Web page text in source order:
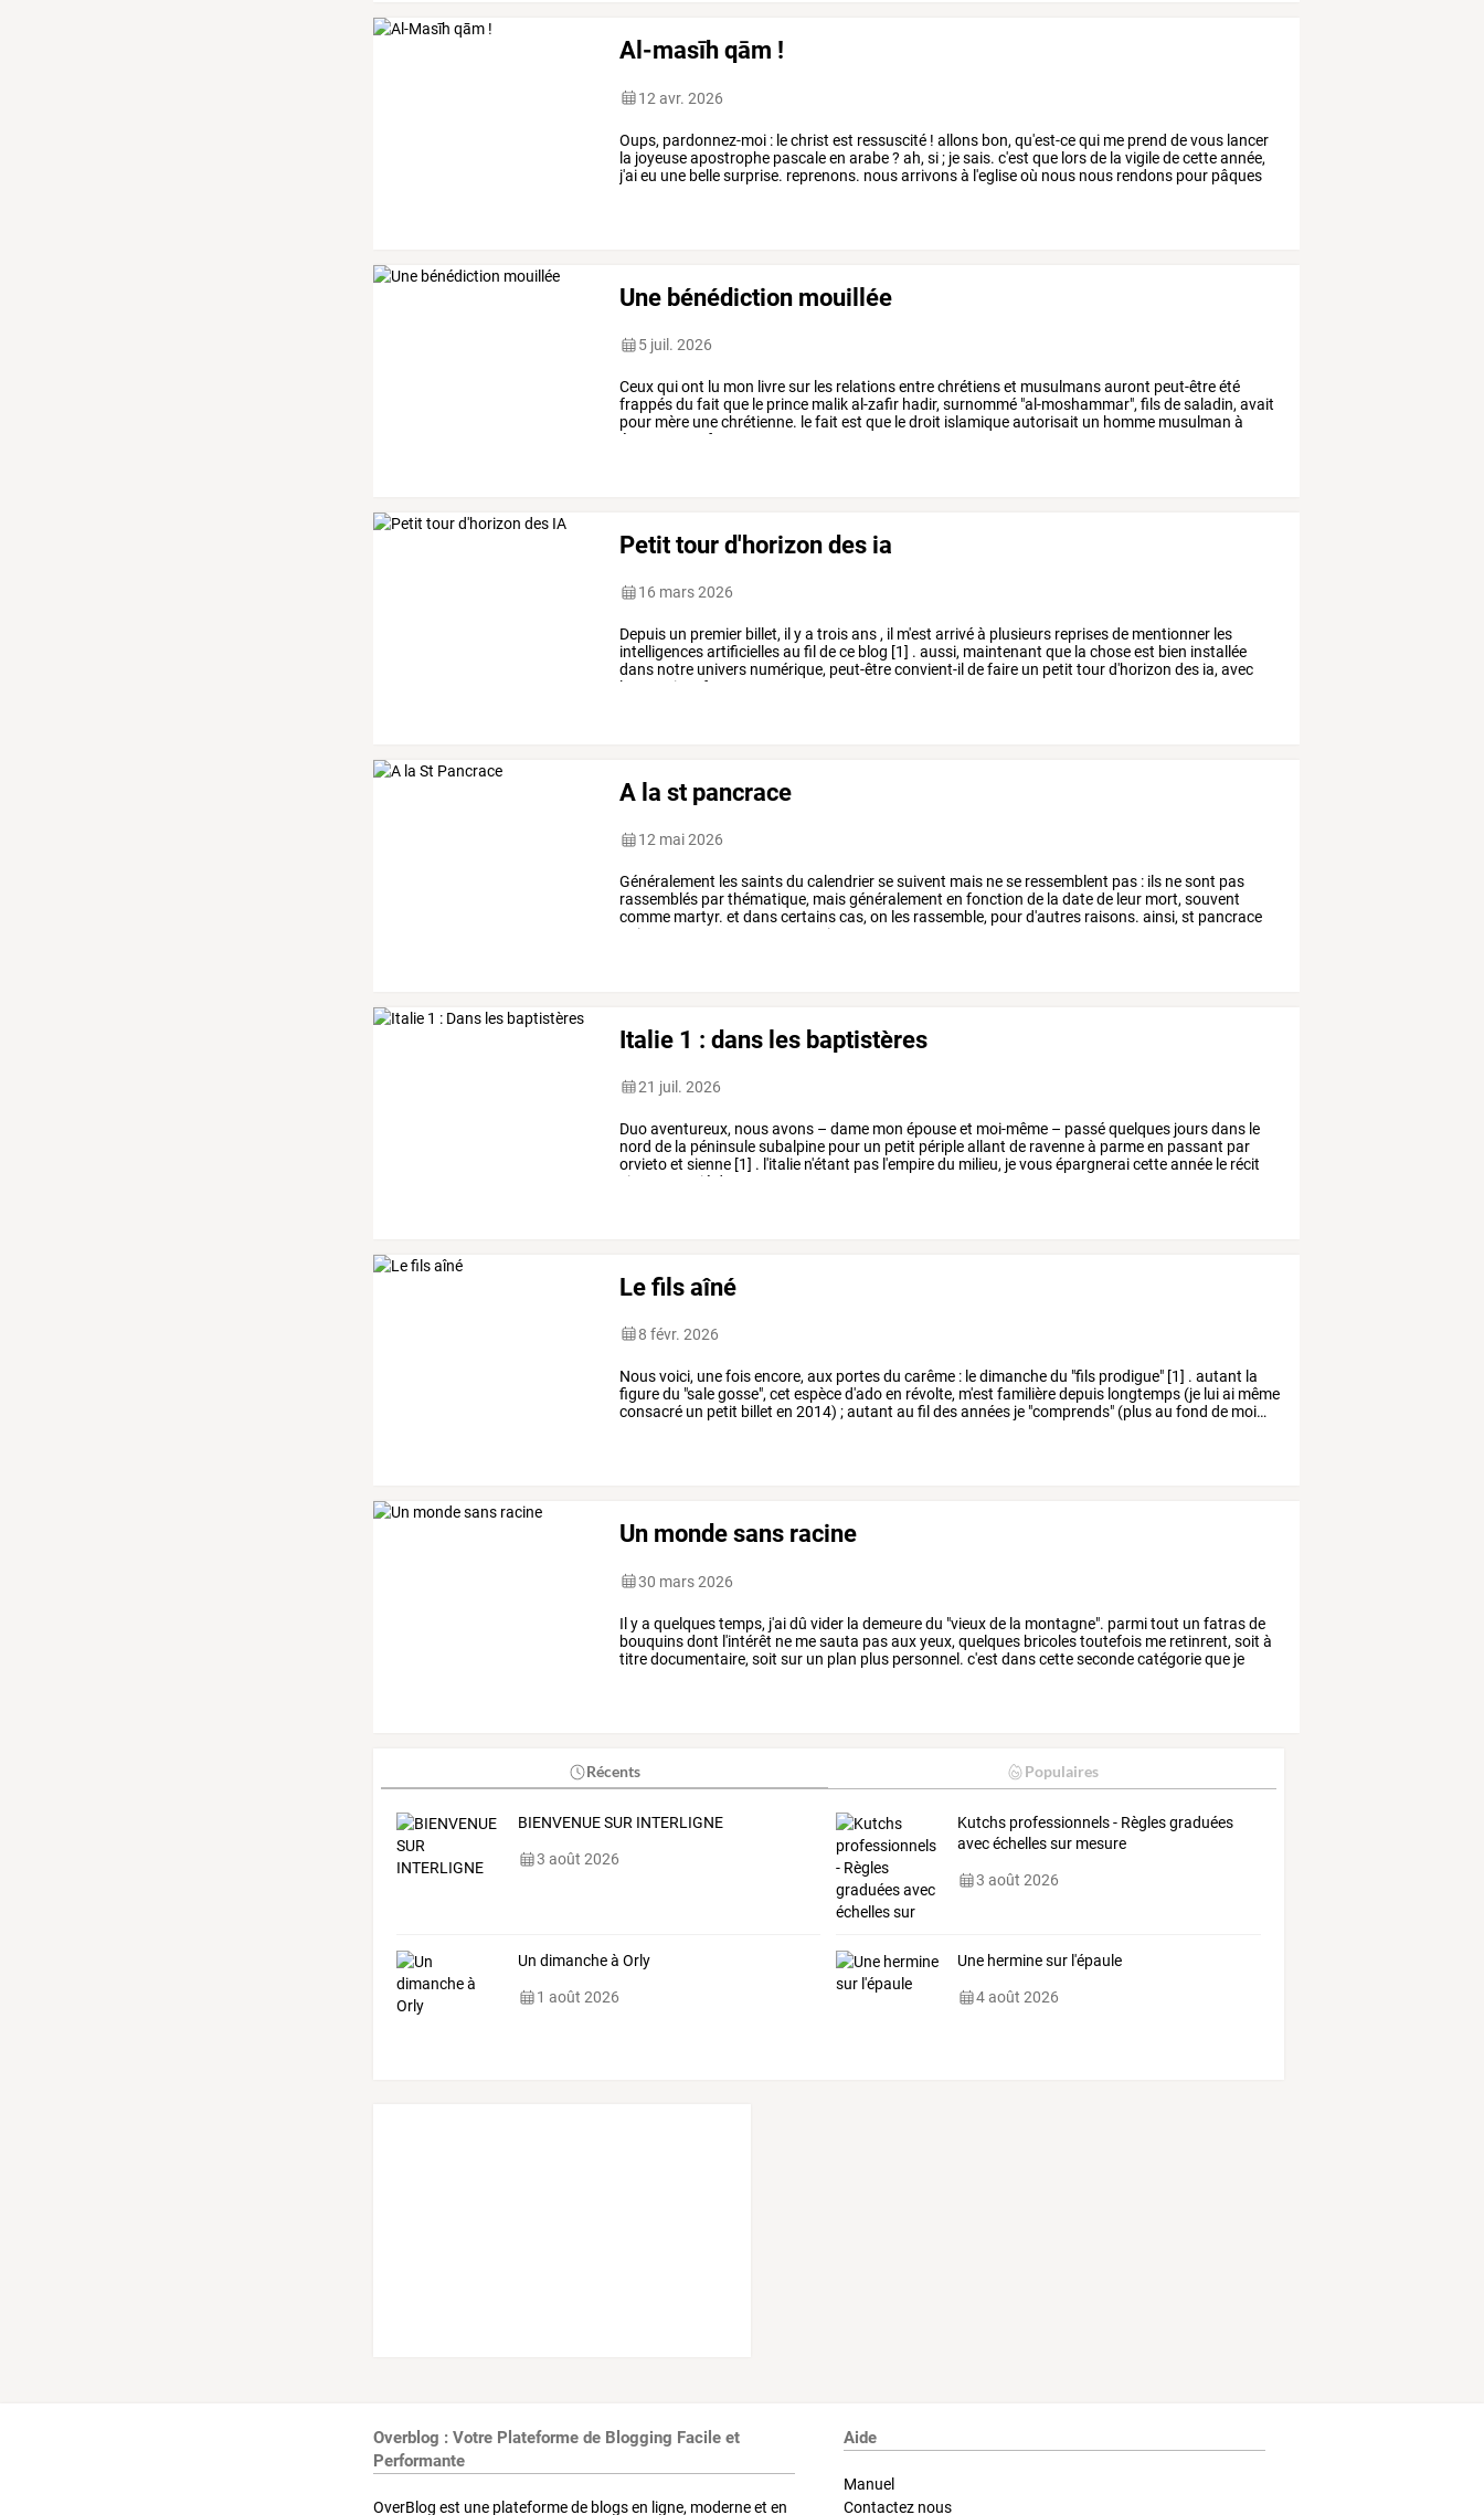
Al-masīh qām !
12 avr. 2026
Oups, pardonnez-moi : lechrist est ressuscité ! allons bon, qu'est-cequi me prend devous lancer
la joyeuseapostrophe pascaleen arabe? ah, si; jesais. c'est que lorsde la vigiledecetteannée,
j'aieu une bellesurprise. reprenons. nousarrivonsà l'egliseoù nous nous rendons pour pâques
Une bénédiction mouillée
5 juil. 2026
Ceuxquiont lu mon livresur les relationsentrechrétienset musulmansauront peut-êtreété
frappésdu fait que le prince malikal-zafir hadir,surnommé "al-moshammar",filsdesaladin,avait
pour mère unechrétienne. lefait est que ledroit islamiqueautorisait un homme musulman à
épouser
femme
Petit tour d'horizon des ia
16 mars 2026
Depuis un premier billet, il ya troisans, il m'est arrivéà plusieurs reprisesde mentionner les
intelligencesartificiellesau fil dece blog [1] . aussi, maintenant que la choseest bien installée
dans notre univers numérique, peut-êtreconvient-il defaire un petit tourd'horizon des ia,avec
leurs
points forts
A la st pancrace
12 mai 2026
Généralement lessaintsdu calendriersesuivent mais nese ressemblent pas : ils nesont pas
rassemblés parthématique, maisgénéralement en fonction de la datede leur mort, souvent
comme martyr. et danscertainscas, on les rassemble, pourd'autres raisons. ainsi, st pancrace
qui,
servais
Italie 1 : dans les baptistères
21 juil. 2026
Duoaventureux, nousavons – dame mon épouseet moi-même – passéquelques joursdans le
nord de la péninsulesubalpine pour un petit péripleallant de ravenneà parmeen passant par
orvietoet sienne [1] . l'italie n'étant pas l'empiredu milieu, jevousépargneraicetteannée le récit
circonstancié de
Le fils aîné
8 févr. 2026
Nousvoici, unefoisencore, aux portesdu carême : ledimanchedu "fils prodigue" [1] . autant la
figuredu "salegosse", cet espèced'adoen révolte, m'est familièredepuis longtemps (je luiai même
consacré un petit billet en 2014) ;autant au fil desannées je "comprends" (plusau fond de moi…
Un monde sans racine
30 mars 2026
Ilya quelquestemps, j'aidû vider la demeuredu "vieuxde la montagne". parmitout un fatrasde
bouquinsdont l'intérêt ne mesauta pasauxyeux, quelques bricolestoutefois me retinrent, soit à
titredocumentaire, soit sur un plan plus personnel. c'est danscettesecondecatégorieque je
Récents Populaires
BIENVENUE SUR INTERLIGNE
3 août 2026
Kutchs professionnels - Règles graduées
avec échelles sur mesure
3 août 2026
Un dimanche à Orly
1 août 2026
Une hermine sur l'épaule
4 août 2026
Overblog : Votre Plateforme de Blogging Facile et
Performante
OverBlog est une plateforme de blogs en ligne, moderne et en
Aide
Manuel
Contactez nous